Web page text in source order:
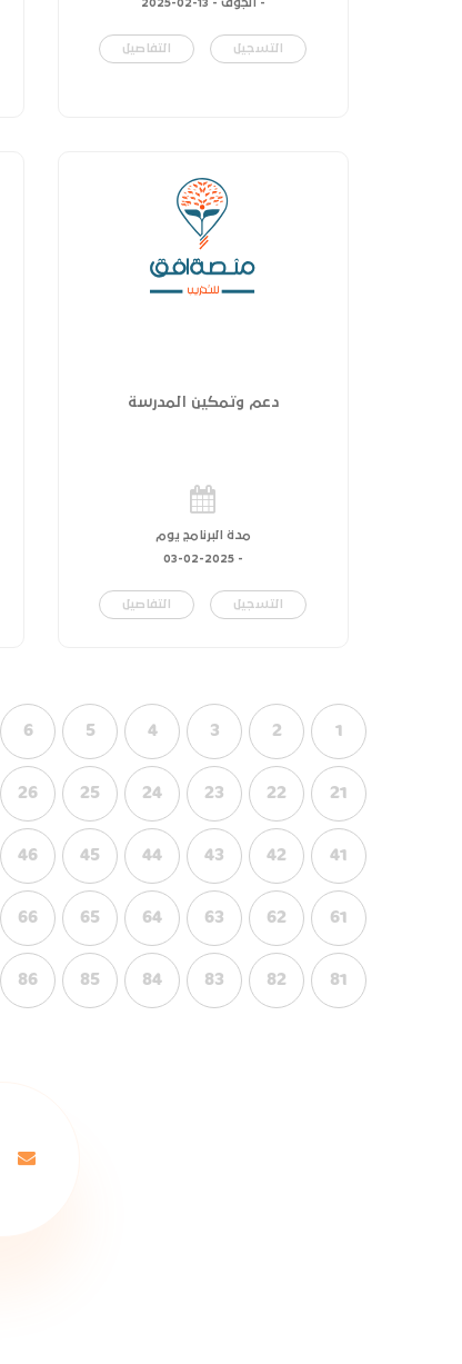
- الجوف - 13-02-2025
التسجيل التفاصيل
دعم وتمكين المدرسة
مدة البرنامج يوم
-
03-02-2025
التسجيل التفاصيل
1
2
3
4
5
6
21
22
23
24
25
26
41
42
43
44
45
46
61
62
63
64
65
66
81
82
83
84
85
86